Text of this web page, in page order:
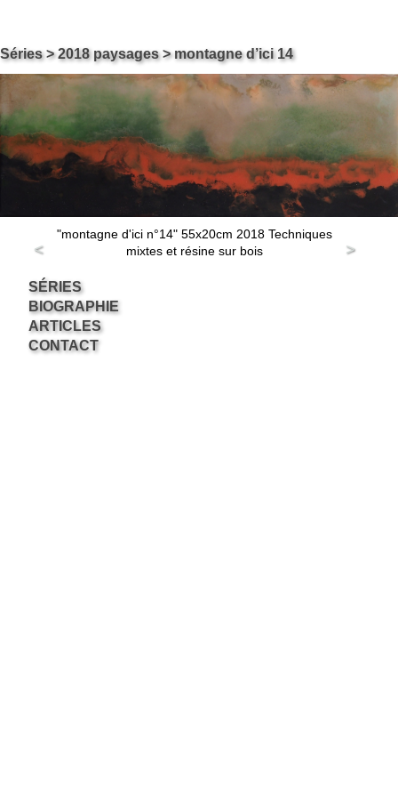
Skip
Carol ossipow
Le site de Carol Ossipow, Artiste Arts Visuels Genève Suisse
Séries>2018 paysages> montagne d’ici 14
<
"montagne d'ici n°14" 55x20cm 2018 Techniques
mixtes et résine sur bois
>
SÉRIES
BIOGRAPHIE
ARTICLES
CONTACT